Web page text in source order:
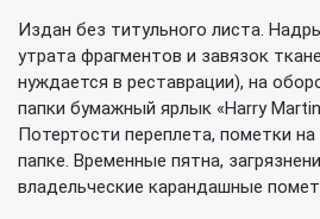
Издан без титульного листа.
утрата фрагментов и завязок
нуждается в реставрации), на
папки бумажный ярлык «Harry
Потертости переплета, пометки
папке. Временные пятна,
владельческие карандашные